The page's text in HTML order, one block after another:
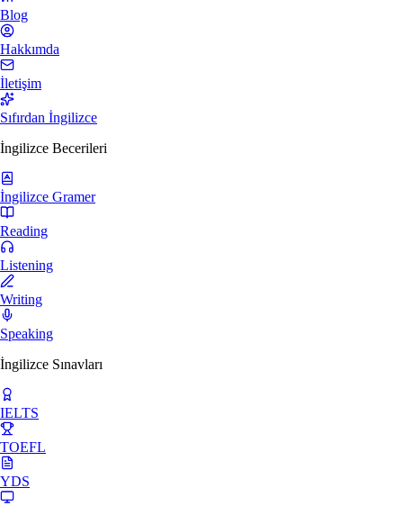
Blog
Hakkımda
İletişim
Sıfırdan İngilizce
İngilizce Becerileri
İngilizce Gramer
Reading
Listening
Writing
Speaking
İngilizce Sınavları
IELTS
TOEFL
YDS